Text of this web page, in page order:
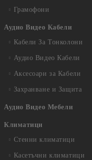
Грамофони
Аудио Видео Кабели
Кабели За Тонколони
Аудио Видео Кабели
Аксесоари за Кабели
Захранване и Защита
Аудио Видео Мебели
Климатици
Стенни климатици
Касетъчни климатици